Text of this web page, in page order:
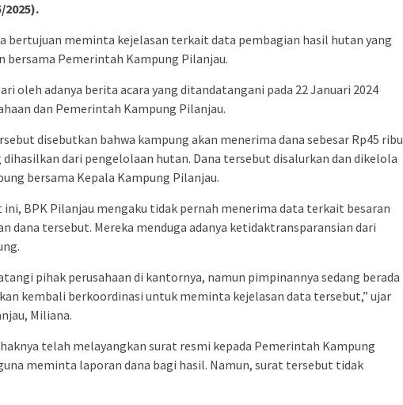
2025).
bertujuan meminta kejelasan terkait data pembagian hasil hutan yang
bersama Pemerintah Kampung Pilanjau.
oleh adanya berita acara yang ditandatangani pada 22 Januari 2024
dan Pemerintah Kampung Pilanjau.
disebutkan bahwa kampung akan menerima dana sebesar Rp45 ribu
dihasilkan dari pengelolaan hutan. Dana tersebut disalurkan dan dikelola
bersama Kepala Kampung Pilanjau.
ini, BPK Pilanjau mengaku tidak pernah menerima data terkait besaran
dana tersebut. Mereka menduga adanya ketidaktransparansian dari
pihak perusahaan di kantornya, namun pimpinannya sedang berada
kembali berkoordinasi untuk meminta kejelasan data tersebut,” ujar
Miliana.
telah melayangkan surat resmi kepada Pemerintah Kampung
meminta laporan dana bagi hasil. Namun, surat tersebut tidak